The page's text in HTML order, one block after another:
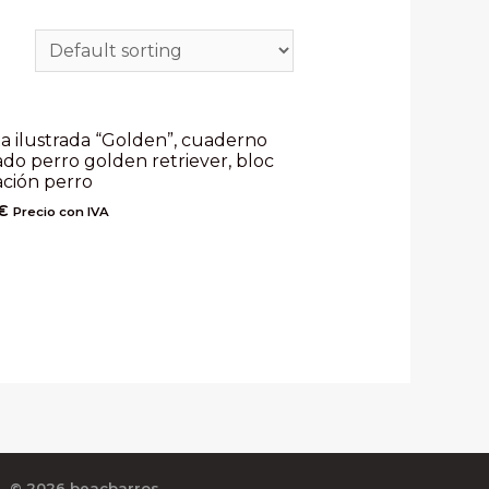
ilustrada “Golden”, cuaderno
perro golden retriever, bloc
perro
Precio con IVA